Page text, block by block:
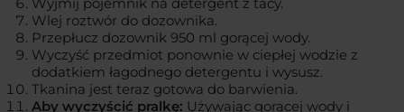
Wlej roztwór do dozownika.
Przepłucz dozownik 950 ml gorącej wody.
Wyczyść przedmiot ponownie w ciepłej wodzie z
dodatkiem łagodnego detergentu i wysusz.
Tkanina jest teraz gotowa do barwienia.
Aby wyczyścić pralkę: Używając gorącej wody i